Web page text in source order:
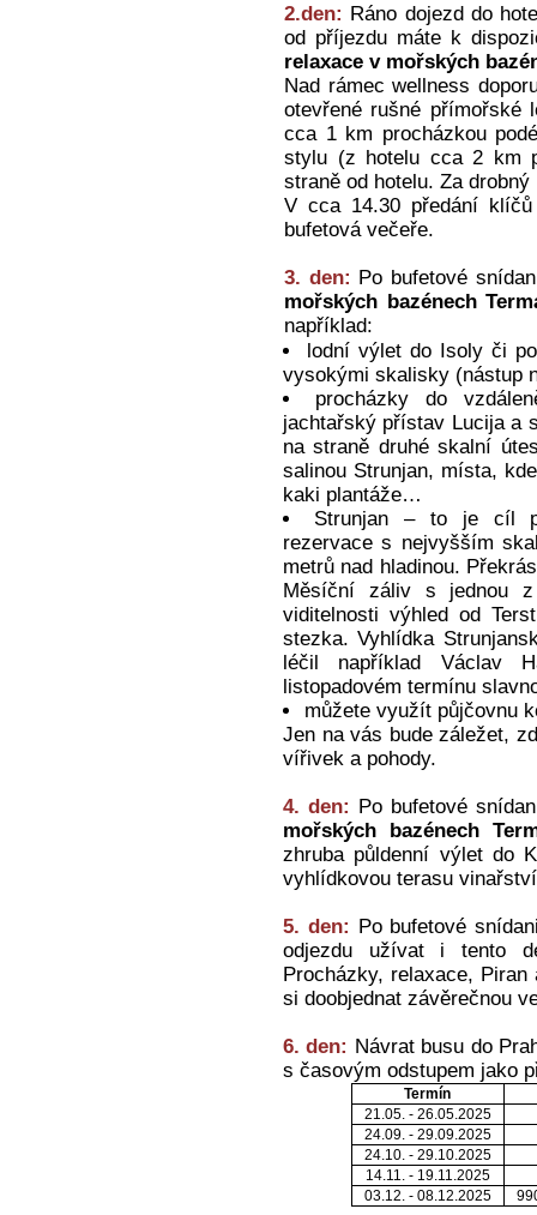
2.den: Ráno dojezd do
od příjezdu máte k
relaxace v mořských
Nad rámec wellness
otevřené rušné přímořské
cca 1 km procházkou
stylu (z hotelu cca 2 km
straně od hotelu. Za
V cca 14.30 předání
bufetová večeře.
3. den: Po bufetové
mořských bazénech
například:
lodní výlet do Isoly či
vysokými skalisky (nástup
procházky do
jachtařský přístav Lucija a
na straně druhé skalní
salinou Strunjan, místa,
kaki plantáže…
Strunjan – to je cíl
rezervace s nejvyšším
metrů nad hladinou.
Měsíční záliv s jednou z
viditelnosti výhled od
stezka. Vyhlídka
léčil například Václav
listopadovém termínu
můžete využít půjčovnu
Jen na vás bude záležet,
vířivek a pohody.
4. den: Po bufetové
mořských bazénech
zhruba půldenní výlet do
vyhlídkovou terasu
5. den: Po bufetové
odjezdu užívat i tento
Procházky, relaxace,
si doobjednat závěrečnou
6. den: Návrat busu do
s časovým odstupem jako
Termín
21.05. - 26.05.2025
24.09. - 29.09.2025
24.10. - 29.10.2025
14.11. - 19.11.2025
03.12. - 08.12.2025